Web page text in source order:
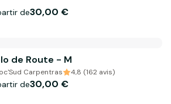
de30,00 €
de Route - M
Carpentras 4,8 (162 avis)
de30,00 €